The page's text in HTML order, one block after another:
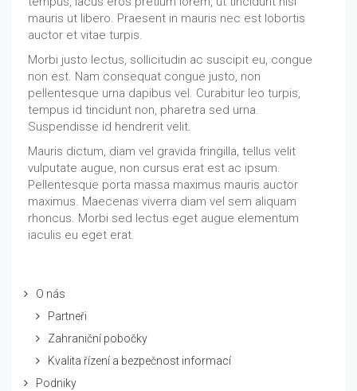
mauris ut libero. Praesent in mauris nec est lobortis
auctor et vitae turpis.
Morbi justo lectus, sollicitudin ac suscipit eu, congue
non est. Nam consequat congue justo, non
pellentesque urna dapibus vel. Curabitur leo turpis,
tempus id tincidunt non, pharetra sed urna.
Suspendisse id hendrerit velit.
Mauris dictum, diam vel gravida fringilla, tellus velit
vulputate augue, non cursus erat est ac ipsum.
Pellentesque porta massa maximus mauris auctor
maximus. Maecenas viverra diam vel sem aliquam
rhoncus. Morbi sed lectus eget augue elementum
iaculis eu eget erat.
O nás
Partneři
Zahraniční pobočky
Kvalita řízení a bezpečnost informací
Podniky